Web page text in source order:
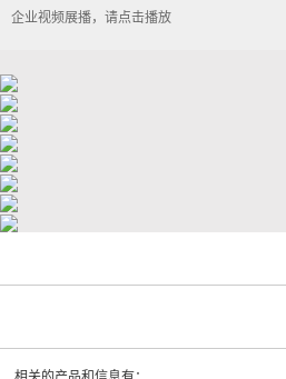
企业视频展播，请点击播放